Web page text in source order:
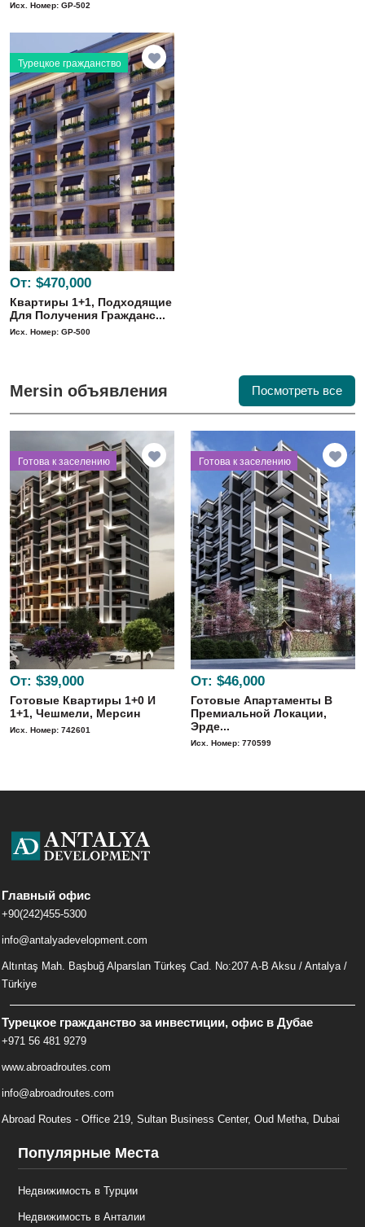
Исх. Номер: GP-502
Турецкое гражданство
От: $470,000
Квартиры 1+1, Подходящие
Для Получения Гражданс...
Исх. Номер: GP-500
Mersin объявления Посмотреть все
⁠Готова к заселению
От: $39,000
Готовые Квартиры 1+0 И
1+1, Чешмели, Мерсин
Исх. Номер: 742601
⁠Готова к заселению
От: $46,000
Готовые Апартаменты В
Премиальной Локации,
Эрде...
Исх. Номер: 770599
Главный офис
+90(242)455-5300
info@antalyadevelopment.com
Altıntaş Mah. Başbuğ Alparslan Türkeş Cad. No:207 A-B Aksu / Antalya /
Türkiye
Турецкое гражданство за инвестиции, офис в Дубае
+971 56 481 9279
www.abroadroutes.com
info@abroadroutes.com
Abroad Routes - Office 219, Sultan Business Center, Oud Metha, Dubai
Популярные Места
Недвижимость в Турции
Недвижимость в Анталии